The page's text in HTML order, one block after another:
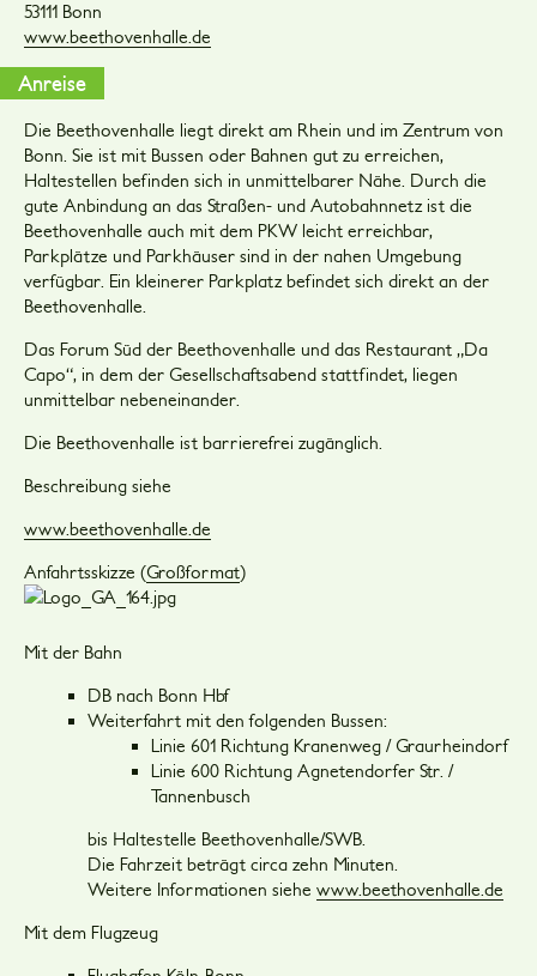
53111 Bonn
www.beethovenhalle.de
Anreise
Die Beethovenhalle liegt direkt am Rhein und im Zentrum von
Bonn. Sie ist mit Bussen oder Bahnen gut zu erreichen,
Haltestellen befinden sich in unmittelbarer Nähe. Durch die
gute Anbindung an das Straßen- und Autobahnnetz ist die
Beethovenhalle auch mit dem PKW leicht erreichbar,
Parkplätze und Parkhäuser sind in der nahen Umgebung
verfügbar. Ein kleinerer Parkplatz befindet sich direkt an der
Beethovenhalle.
Das Forum Süd der Beethovenhalle und das Restaurant „Da
Capo“, in dem der Gesellschaftsabend stattfindet, liegen
unmittelbar nebeneinander.
Die Beethovenhalle ist barrierefrei zugänglich.
Beschreibung siehe
www.beethovenhalle.de
Anfahrtsskizze (Großformat)
Mit der Bahn
DB nach Bonn Hbf
Weiterfahrt mit den folgenden Bussen:
Linie 601 Richtung Kranenweg / Graurheindorf
Linie 600 Richtung Agnetendorfer Str. /
Tannenbusch
bis Haltestelle Beethovenhalle/SWB.
Die Fahrzeit beträgt circa zehn Minuten.
Weitere Informationen siehe www.beethovenhalle.de
Mit dem Flugzeug